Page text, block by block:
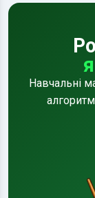
Навчальні